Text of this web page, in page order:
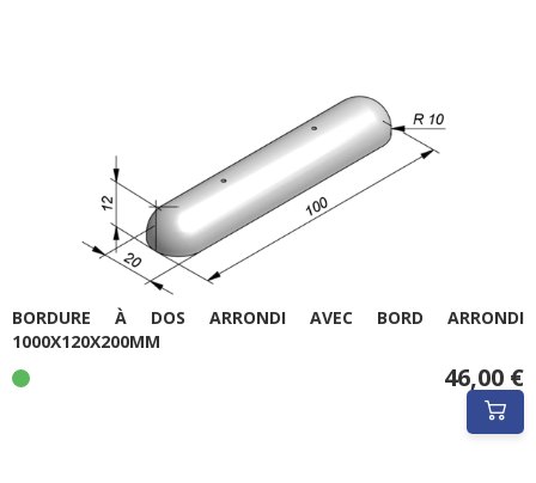
BORDURE À DOS ARRONDI AVEC BORD ARRONDI
1000X120X200MM
46,00 €